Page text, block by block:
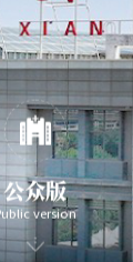
公众版
version